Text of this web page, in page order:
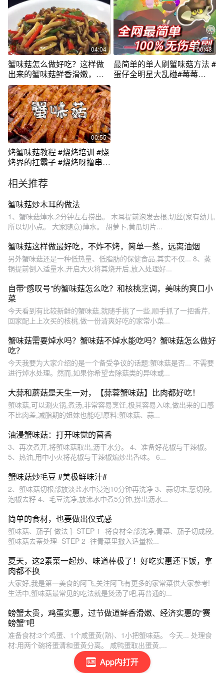
App内打开
04:04
蟹味菇怎么做好吃？这样做
出来的蟹味菇鲜香滑嫩，好
吃又下饭
00:43
最简单的单人刷蟹味菇方法 #
蛋仔全明星大乱碰#莓莓
00:55
烤蟹味菇教程 #烧烤培训 #烧
烤界的扛霸子 #烧烤呀撸串呀
秋冬新品试吃官
相关推荐
蟹味菇炒木耳的做法
1、蟹味菇焯水,2分钟左右捞出。 木耳提前泡发去根,切丝(家有幼儿,
所以切小点。 大家随意)焯水。 胡萝卜,黄瓜切片...
蟹味菇这样做最好吃，不炸不烤，简单一蒸，远离油烟
另外蟹味菇还是一种低热量、低脂肪的保健食品,其实不仅... 8、蒸
锅提前倒入适量水,开启大火将其烧开后,放入处理好...
自带“感叹号”的蟹味菇怎么吃？和核桃烹调，美味的爽口小
菜
今天看到有比较新鲜的蟹味菇,就随手挑了一些,顺手抓了一把香芹,
回家配上上次买的核桃,做一份清爽好吃的家常小菜...
蟹味菇需要焯水吗？蟹味菇不焯水能吃吗？蟹味菇怎么做好
吃？
今天我要为大家介绍的是一个备受争议的话题:蟹味菇是否... 不需要
进行焯水处理。然而,如果你希望去除菇类的异味或...
大蒜和蘑菇是天生一对，【蒜蓉蟹味菇】比肉都好吃！
蟹味菇,可以涮火锅,煮汤,非常容易烹饪,极其容易入味,做出来的口感
不比肉差,减脂期的姐妹也能吃!原料:蟹味菇、蒜...
油浸蟹味菇：打开味觉的菌香
3、再次煮开,将蟹味菇取出,沥干水分。 4、准备好花椒与干辣椒。
5、热油,用中小火将花椒与干辣椒煸炒出香味。 6...
蟹味菇炒毛豆 #美极鲜味汁#
2、蟹味菇切根部放淡盐水中浸泡10分钟再洗净 3、蒜切末,葱切段,
泡椒去籽 4、毛豆洗净,放沸水中煮5分钟,捞出沥水...
简单的食材，也要做出仪式感
蟹味菇、茄子[ 做法 ]- STEP 1 -将食材全部洗净,青菜、茄子切成段,
蟹味菇去蒂处理- STEP 2 -往青菜里撒入适量松...
夏天，这2素菜一起炒、味道棒极了！好吃实惠还下饭，拿
肉都不换
大家好,我是第一美食的阿飞,关注阿飞有更多的家常菜供大家参考!
生活中,蟹味菇最常见的吃法就是煲汤了吧,再普通的...
螃蟹太贵，鸡蛋实惠，过节做道鲜香滑嫩、经济实惠的“赛
螃蟹”吧
准备食材:3个鸡蛋、1个咸蛋黄(熟)、1小把蟹味菇。 今天... 处理食
材:用两个碗将蛋清和蛋黄分离。 咸鸭蛋取出蛋黄,...